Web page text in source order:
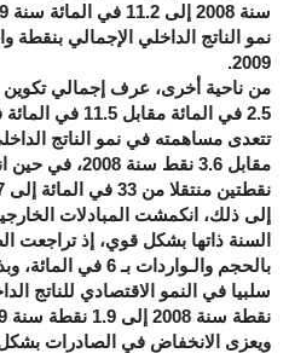
2009.
من ناحية أخرى، عرف إجمالي تكوين
2.5 في المائة
مقابل 3.6 نقط
نقطتين منتقلا من 33 في المائة إلى 30.7 في المائة.
إلى ذلك، انكمشت المبادلات
بالحجم والـواردات
نقطة سنة 2008 إلى 1.9 نقطة سنة 2009.
ويعزى الانخفاض في الصادرات